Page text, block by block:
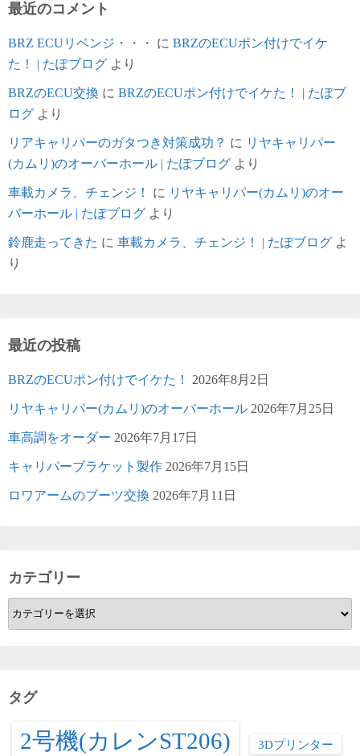
最近のコメント
BRZ ECUリベンジ・・・ に BRZのECUポン付けでイケ
た！ | たぽブログ より
BRZのECU交換 に BRZのECUポン付けでイケた！ | たぽブ
ログ より
リアキャリパーのガタつき対策成功？ に リヤキャリパー
(カムリ)のオーバーホール | たぽブログ より
車載カメラ、チェンジ！ に リヤキャリパー(カムリ)のオー
バーホール | たぽブログ より
鈴鹿走ってきた に 車載カメラ、チェンジ！ | たぽブログ よ
り
最近の投稿
BRZのECUポン付けでイケた！ 2026年8月2日
リヤキャリパー(カムリ)のオーバーホール 2026年7月25日
車高調をオーダー 2026年7月17日
キャリパーブラケット製作 2026年7月15日
ロワアームのブーツ交換 2026年7月11日
カテゴリー
カ
テ
ー
タグ
2号機(カレンST206) 3Dプリンター